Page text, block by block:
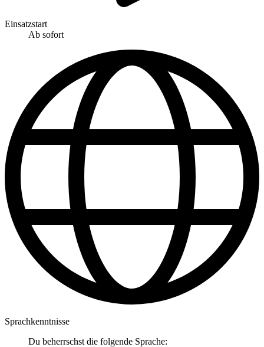
Einsatzstart
Ab sofort
Sprachkenntnisse
Du beherrschst die folgende Sprache: